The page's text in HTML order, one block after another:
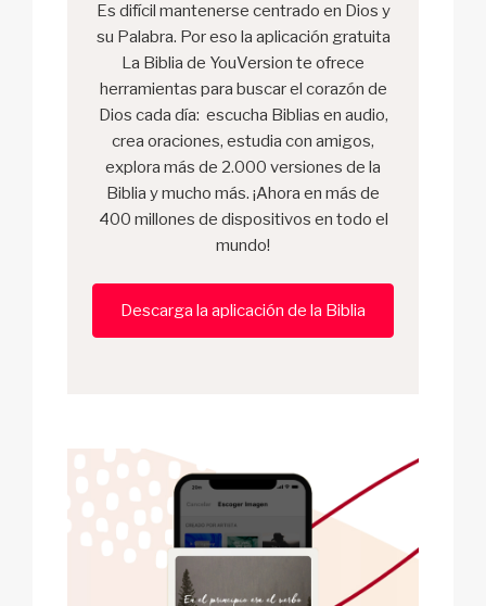
Es difícil mantenerse centrado en Dios y
su Palabra. Por eso la aplicación gratuita
La Biblia de YouVersion te ofrece
herramientas para buscar el corazón de
Dios cada día: escucha Biblias en audio,
crea oraciones, estudia con amigos,
explora más de 2.000 versiones de la
Biblia y mucho más. ¡Ahora en más de
400 millones de dispositivos en todo el
mundo!
Descarga la aplicación de la Biblia